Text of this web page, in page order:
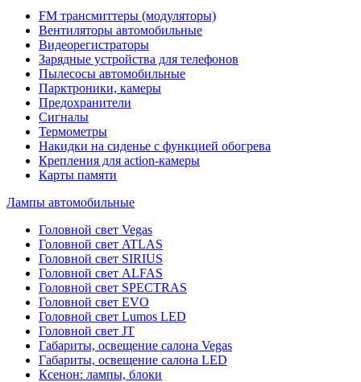
FM трансмиттеры (модуляторы)
Вентиляторы автомобильные
Видеорегистраторы
Зарядные устройства для телефонов
Пылесосы автомобильные
Парктроники, камеры
Предохранители
Сигналы
Термометры
Накидки на сиденье с функцией обогрева
Крепления для action-камеры
Карты памяти
Лампы автомобильные
Головной свет Vegas
Головной свет ATLAS
Головной свет SIRIUS
Головной свет ALFAS
Головной свет SPECTRAS
Головной свет EVO
Головной свет Lumos LED
Головной свет JT
Габариты, освещение салона Vegas
Габариты, освещение салона LED
Ксенон: лампы, блоки